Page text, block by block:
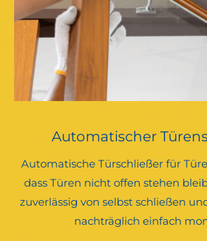
Automatischer
Automatische Türschließer für
dass Türen nicht offen stehen
zuverlässig von selbst schließen
nachträglich einfach